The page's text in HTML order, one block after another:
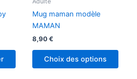
Mug maman modèle
MAMAN
8,90€
Choix des options